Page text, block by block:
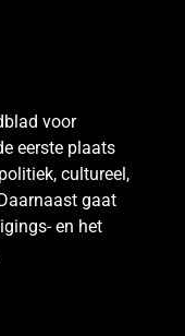
voor
eerste plaats
cultureel,
gaat
en het